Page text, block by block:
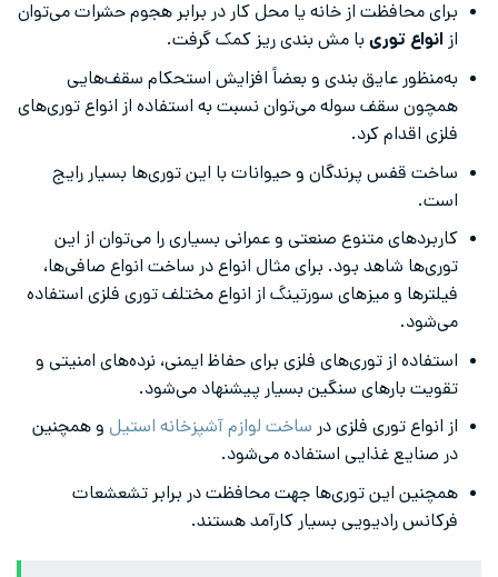
برای محافظت از خانه یا محل کار در برابر هجوم حشرات می‌توان
از انواع توریبا مش بندی ریز کمک گرفت.
به‌منظور عایق بندی و بعضاً افزایش استحکام سقف‌هایی
همچون سقف سوله می‌توان نسبت به استفاده از انواع توری‌های
فلزی اقدام کرد.
ساخت قفس پرندگان و حیوانات با این توری‌ها بسیار رایج
است.
کاربردهای متنوع صنعتی و عمرانی بسیاری را می‌توان از این
توری‌ها شاهد بود. برای مثال انواع در ساخت انواع صافی‌ها،
فیلترها و میزهای سورتینگ از انواع مختلف توری فلزی استفاده
می‌شود.
استفاده از توری‌های فلزی برای حفاظ ایمنی، نرده‌های امنیتی و
تقویت بارهای سنگین بسیار پیشنهاد می‌شود.
از انواع توری فلزی در ساخت لوازم آشپزخانه استیل و همچنین
در صنایع غذایی استفاده می‌شود.
همچنین این توری‌ها جهت محافظت در برابر تشعشعات
فرکانس رادیویی بسیار کارآمد هستند.